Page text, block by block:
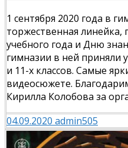
1 сентября 2020 года в
торжественная линейка,
учебного года и Дню
гимназии в ней приняли
и 11-х классов. Самые
видеосюжете.
Кирилла Колобова за
04.09.2020 admin505